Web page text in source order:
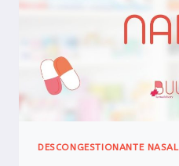
DESCONGESTIONANTE NASAL